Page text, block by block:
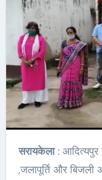
सरायकेला: आदित्यपुर
,जलापूर्ति और